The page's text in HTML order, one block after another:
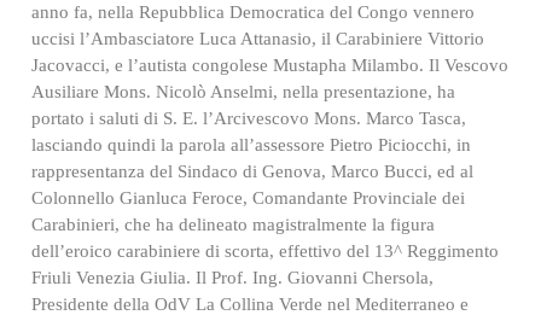
anno fa, nella Repubblica Democratica del Congo vennero
uccisi l’Ambasciatore Luca Attanasio, il Carabiniere Vittorio
Jacovacci, e l’autista congolese Mustapha Milambo. Il Vescovo
Ausiliare Mons. Nicolò Anselmi, nella presentazione, ha
portato i saluti di S. E. l’Arcivescovo Mons. Marco Tasca,
lasciando quindi la parola all’assessore Pietro Piciocchi, in
rappresentanza del Sindaco di Genova, Marco Bucci, ed al
Colonnello Gianluca Feroce, Comandante Provinciale dei
Carabinieri, che ha delineato magistralmente la figura
dell’eroico carabiniere di scorta, effettivo del 13^ Reggimento
Friuli Venezia Giulia. Il Prof. Ing. Giovanni Chersola,
Presidente della OdV La Collina Verde nel Mediterraneo e